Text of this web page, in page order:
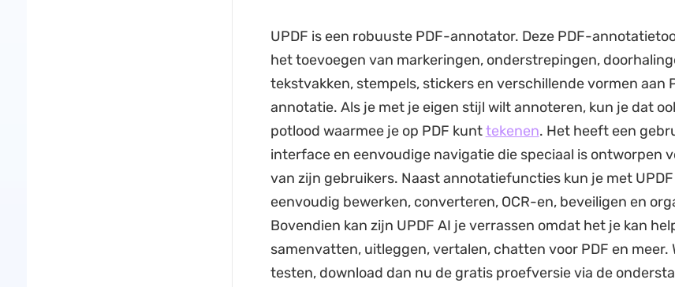
UPDF is een robuuste PDF-annotator. Deze PDF-
het toevoegen van markeringen, onderstrepingen,
tekstvakken, stempels, stickers en verschillende vormen aan
annotatie. Als je met je eigen stijl wilt annoteren, kun je dat
potlood waarmee je op PDF kunttekenen. Het heeft een
interface en eenvoudige navigatie die speciaal is ontworpen
van zijn gebruikers. Naast annotatiefuncties kun je met
eenvoudig bewerken, converteren, OCR-en, beveiligen en
Bovendien kan zijn UPDF AI je verrassen omdat het je kan
samenvatten, uitleggen, vertalen, chatten voor PDF en meer.
testen, download dan nu de gratis proefversie via de